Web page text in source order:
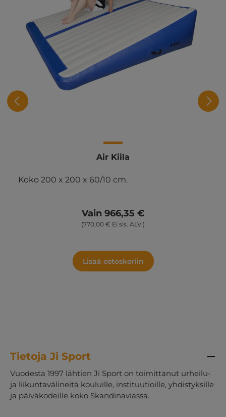
Air Kiila
Koko 200 x 200 x 60/10 cm.
Vain 966,35 €
(770,00 € Ei sis. ALV )
Lisää ostoskoriin
Tietoja Ji Sport
Vuodesta 1997 lähtien Ji Sport on toimittanut urheilu-
ja liikuntavälineitä kouluille, instituutioille, yhdistyksille
ja päiväkodeille koko Skandinaviassa.